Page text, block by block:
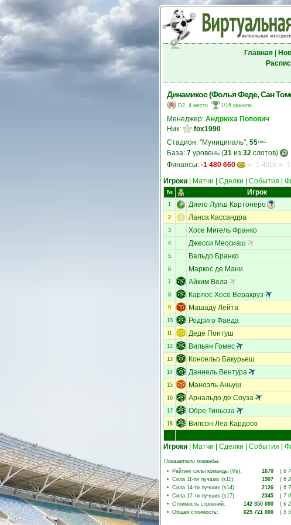
Главная|
Динамикос (Фолья Феде, Сан
D2, 4 место 1/16 финала
Менеджер: Андрюха Попович
Ник:
fox1990
Стадион: "Муниципаль", 55тыс.
База: 7 уровень (31 из 32 слотов)
Финансы: -1 480 660 = -1 480к = -
Игроки Матчи Сделки События
№ Игрок
1 Диего Луиш Картонеро
2 Ланса Кассандра
3 Хосе Мигель Франко
4 Джесси Мессиаш
5 Вальдо Бранко
6 Маркос де Мани
7 Айким Вела
8 Карлос Хосе Веракруз
9 Машаду Лейта
10 Родриго Фаеда
11 Деде Понтуш
12 Вильян Гомес
13 Консельо Бакурьеш
14 Даниель Вентура
15 Маноэль Аньуш
16 Арнальдо де Соуза
17 Обре Тиньоза
18 Вилсон Леа Кардосо
Игроки
Матчи Сделки События
Показатели команды:
• Рейтинг силы команды (Vs): 1670 ( 6
• Сила 11-ти лучших (s11): 1907 ( 6
• Сила 14-ти лучших (s14): 2126 ( 6
• Сила 17-ти лучших (s17): 2345 ( 7
• Стоимость строений: 142 350 000 ( 6
• Общая стоимость: 629 721 000 ( 5